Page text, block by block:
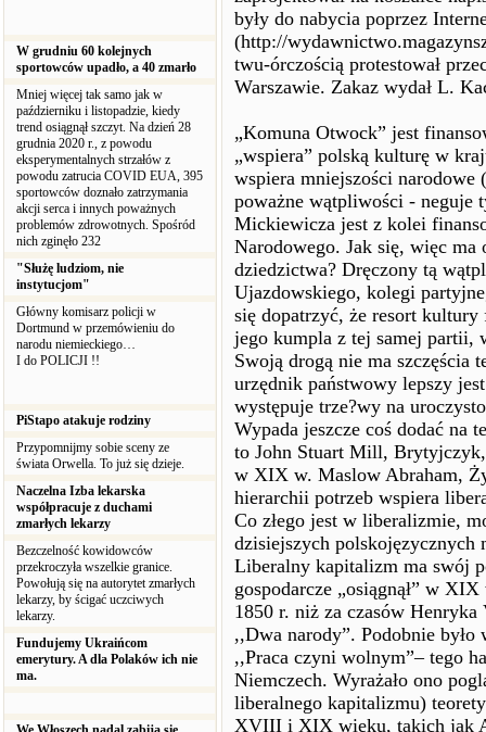
W grudniu 60 kolejnych
sportowców upadło, a 40 zmarło
Mniej więcej tak samo jak w
październiku i listopadzie, kiedy
trend osiągnął szczyt. Na dzień 28
grudnia 2020 r., z powodu
eksperymentalnych strzałów z
powodu zatrucia COVID EUA, 395
sportowców doznało zatrzymania
akcji serca i innych poważnych
problemów zdrowotnych. Spośród
nich zginęło 232
"Służę ludziom, nie
instytucjom"
Główny komisarz policji w
Dortmund w przemówieniu do
narodu niemieckiego…
I do POLICJI !!
PiStapo atakuje rodziny
Przypomnijmy sobie sceny ze
świata Orwella. To już się dzieje.
Naczelna Izba lekarska
współpracuje z duchami
zmarłych lekarzy
Bezczelność kowidowców
przekroczyła wszelkie granice.
Powołują się na autorytet zmarłych
lekarzy, by ścigać uczciwych
lekarzy.
Fundujemy Ukraińcom
emerytury. A dla Polaków ich nie
ma.
były do nabycia poprzez
(http://
twu-órczością protestował
Warszawie. Zakaz wydał L.
„Komuna Otwock” jest
„wspiera” polską kulturę w
wspiera mniejszości narodowe
poważne wątpliwości - neguje
Mickiewicza jest z kolei
Narodowego. Jak się, więc
dziedzictwa? Dręczony tą
Ujazdowskiego, kolegi
się dopatrzyć, że resort
jego kumpla z tej samej partii,
Swoją drogą nie ma szczęścia
urzędnik państwowy lepszy
występuje trze?wy na
Wypada jeszcze coś dodać
to John Stuart Mill,
w XIX w. Maslow Abraham,
hierarchii potrzeb wspiera
Co złego jest w liberalizmie,
dzisiejszych polskojęzycznych
Liberalny kapitalizm ma swój
gospodarcze „osiągnął” w
1850 r. niż za czasów
,,Dwa narody”. Podobnie
,,Praca czyni wolnym”– tego
Niemczech. Wyrażało ono
liberalnego kapitalizmu)
XVIII i XIX wieku, takich jak